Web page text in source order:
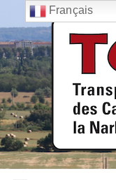
a
s
s
e
r
a
u
c
o TCNA
Transparence
Français